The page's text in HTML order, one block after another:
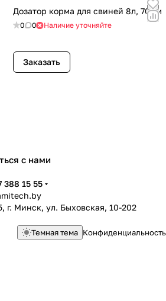
Дозатор корма для свиней 8л, 70мм
0 0 Наличие уточняйте
Заказать
с нами
388 15 55
г. Минск, ул. Быховская, 10-202
Темная тема Конфиденциальность